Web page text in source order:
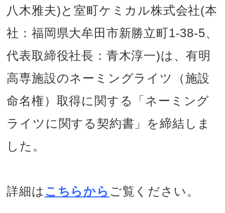
八木雅夫)と室町ケミカル株式会社(本
社：福岡県大牟田市新勝立町1-38-5、
代表取締役社長：青木淳一)は、有明
高専施設のネーミングライツ（施設
命名権）取得に関する「ネーミング
ライツに関する契約書」を締結しま
した。
詳細は こちらから ご覧ください。